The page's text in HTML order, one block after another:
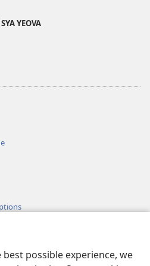
possible experience, we
YEOVA